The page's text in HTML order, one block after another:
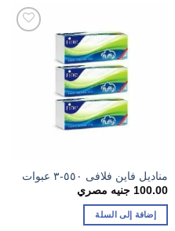
مناديل فاين فلافى ٥٥٠-٣ عبوات
100.00جنيه مصري
إضافة إلى السلة